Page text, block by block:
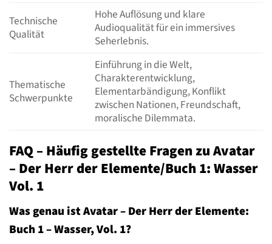
Technische
Qualität
Hohe Auflösung und klare
Audioqualität für ein immersives
Seherlebnis.
Thematische
Schwerpunkte
Einführung in die Welt,
Charakterentwicklung,
Elementarbändigung, Konflikt
zwischen Nationen, Freundschaft,
moralische Dilemmata.
FAQ – Häufig gestellte Fragen zu Avatar
– Der Herr der Elemente/Buch 1: Wasser
Vol. 1
Was genau ist Avatar – Der Herr der Elemente:
Buch 1 – Wasser, Vol. 1?